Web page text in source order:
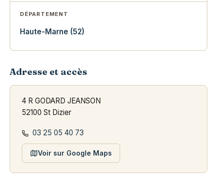
DÉPARTEMENT
Haute-Marne (52)
Adresse et accès
4 R GODARD JEANSON
52100 St Dizier
03 25 05 40 73
Voir sur Google Maps